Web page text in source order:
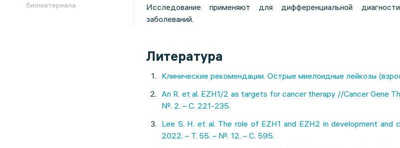
биоматериала
Исследование применяют для дифференциальной
заболеваний.
Литература
Клинические рекомендации. Острые миелоидные лейкозы
An R. et al. EZH1/2 as targets for cancer therapy //Cancer Gene
№. 2. – С. 221-235.
Lee S. H. et al. The role of EZH1 and EZH2 in development and
2022. – Т. 55. – №. 12. – С. 595.